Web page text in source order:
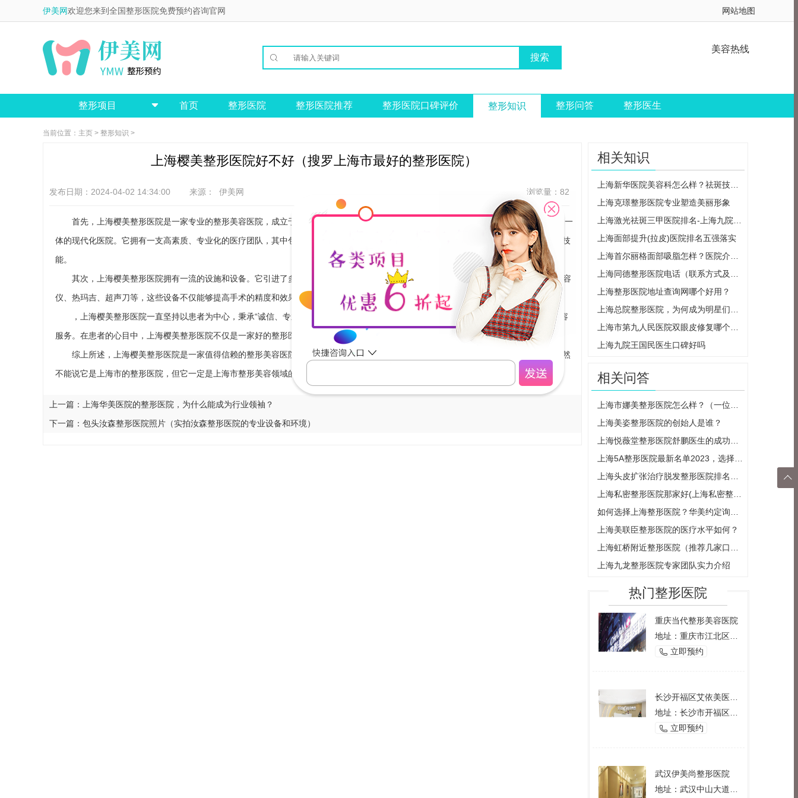
伊美网欢迎您来到全国整形医院免费预约咨询官网 网站地图

美容热线
整形项目  首页 整形医院 整形医院推荐 整形医院口碑评价 整形知识 整形问答 整形医生
当前位置： 主页 > 整形知识 >
上海樱美整形医院好不好（搜罗上海市最好的整形医院）
发布日期：2024-04-02 14:34:00 来源： 伊美网 浏览量：82
首先，上海樱美整形医院是一家专业的整形美容医院，成立于2003年，经过多年的发展，已经成为了一家集医疗、美容、科研、教育为一
体的现代化医院。它拥有一支高素质、专业化的医疗团队，其中包括多名主任医师、副主任医师，他们都具有丰富的临床经验和过硬的专业技
能。
其次，上海樱美整形医院拥有一流的设施和设备。它引进了多台国际先进的整形美容设备，如美国进口CO2激光、激光除皱仪、微针美容
仪、热玛吉、超声刀等，这些设备不仅能够提高手术的精度和效果，还能够的保护患者的安全。
，上海樱美整形医院一直坚持以患者为中心，秉承“诚信、专业、关爱、尊重”的服务理念，为每一位患者提供个性化、专业化的整形美容
服务。在患者的心目中，上海樱美整形医院不仅是一家好的整形医院，更是一家值得信赖和依赖的医疗机构。
综上所述，上海樱美整形医院是一家值得信赖的整形美容医院，它拥有专业的医疗团队、一流的设施和设备，以及良好的服务理念。虽然
不能说它是上海市的整形医院，但它一定是上海市整形美容领域的佼佼者。如果您需要整形美容服务，上海樱美整形医院是您的不二选择。
上一篇：
上海华美医院的整形医院，为什么能成为行业领袖？
下一篇： 包头汝森整形医院照片（实拍汝森整形医院的专业设备和环境）
相关知识
上海克璟整形医院专业塑造美丽形象
上海面部提升(拉皮)医院排名五强落实
上海整形医院地址查询网哪个好用？
上海九院王国民医生口碑好吗
相关问答
上海美姿整形医院的创始人是谁？
上海美联臣整形医院的医疗水平如何？
上海九龙整形医院专家团队实力介绍
热门整形医院
重庆当代整形美容医院
 立即预约
 立即预约
武汉伊美尚整形医院
